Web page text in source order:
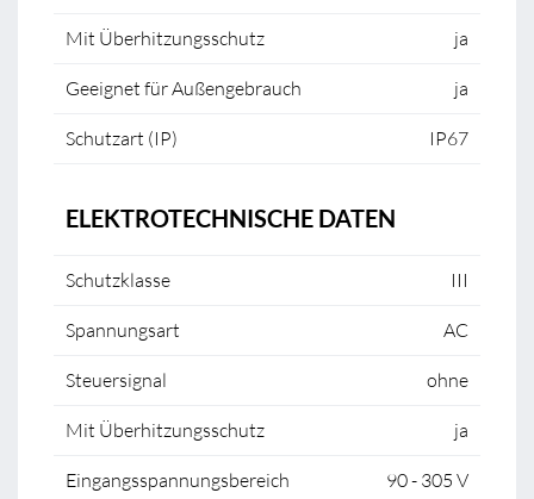
Mit Überhitzungsschutz ja
Geeignet für Außengebrauch ja
Schutzart (IP) IP67
ELEKTROTECHNISCHE DATEN
Schutzklasse III
Spannungsart AC
Steuersignal ohne
Mit Überhitzungsschutz ja
Eingangsspannungsbereich 90 - 305 V